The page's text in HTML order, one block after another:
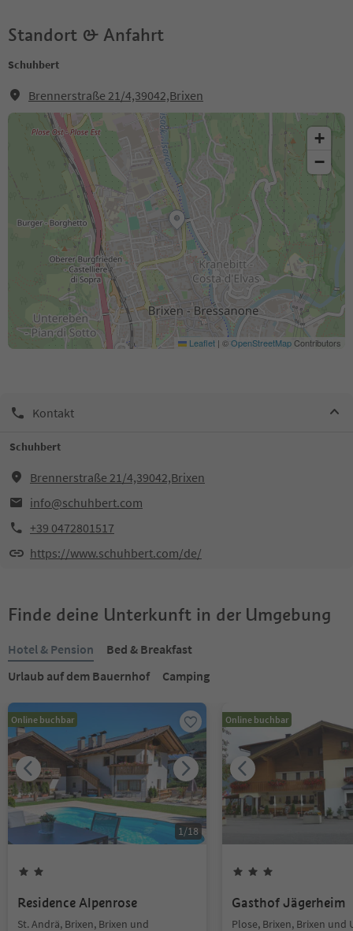
Standort & Anfahrt
Schuhbert
Brennerstraße 21/4,39042,Brixen
+
−
Leaflet | ©OpenStreetMapContributors
Kontakt
Schuhbert
Brennerstraße 21/4,39042,Brixen
info@schuhbert.com
+39 0472801517
https://www.schuhbert.com/de/
Finde deine Unterkunft in der Umgebung
Hotel & Pension
Bed & Breakfast
Urlaub auf dem Bauernhof
Camping
Online buchbar
1/18
Residence Alpenrose
St. Andrä, Brixen, Brixen und
Online buchbar
Gasthof Jägerheim
Plose, Brixen, Brixen und